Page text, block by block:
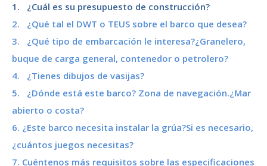
1. ¿Cuál es su presupuesto de construcción?
2. ¿Qué tal el DWT o TEUS sobre el barco que desea?
3. ¿Qué tipo de embarcación le interesa?¿Granelero,
buque de carga general, contenedor o petrolero?
4. ¿Tienes dibujos de vasijas?
5. ¿Dónde está este barco? Zona de navegación.¿Mar
abierto o costa?
6. ¿Este barco necesita instalar la grúa?Si es necesario,
¿cuántos juegos necesitas?
7. Cuéntenos más requisitos sobre las especificaciones